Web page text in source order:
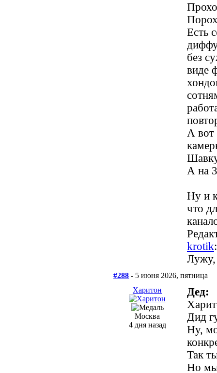
Есть
без
виде
А вот
А на
Ну и
что
krotik
#288 - 5 июня 2026, пятница
Харитон
Москва
4 дня назад
Дед:
Дид
Ну,
Так
Но мы